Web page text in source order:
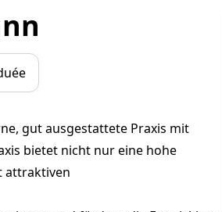
gut ausgestattete Praxis mit
bietet nicht nur eine hohe
attraktiven